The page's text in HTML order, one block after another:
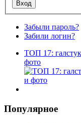
Забыли пароль?
Забили логин?
ТОП 17:
фото
Популярное